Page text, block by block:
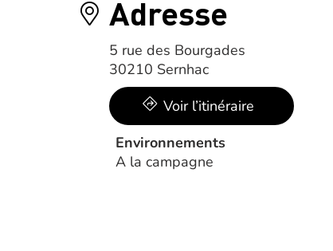
Adresse
5 rue des Bourgades
30210 Sernhac
Voir l’itinéraire
Environnements
A la campagne